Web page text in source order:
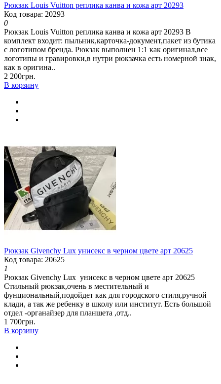
Рюкзак Louis Vuitton реплика канва и кожа арт 20293
Код товара: 20293
0
Рюкзак Louis Vuitton реплика канва и кожа арт 20293 В
комплект входит: пыльник,карточка-документ,пакет из бутика
с логотипом бренда. Рюкзак выполнен 1:1 как оригинал,все
логотипы и гравировки,в нутри рюкзачка есть номерной знак,
как в оригина..
2 200грн.
В корзину
Рюкзак Givenchy Lux унисекс в черном цвете арт 20625
Код товара: 20625
1
Рюкзак Givenchy Lux унисекс в черном цвете арт 20625
Стильный рюкзак,очень в местительный и
фунциональный,подойдет как для городского стиля,ручной
клади, а так же ребенку в школу или институт. Есть большой
отдел -органайзер для планшета ,отд..
1 700грн.
В корзину